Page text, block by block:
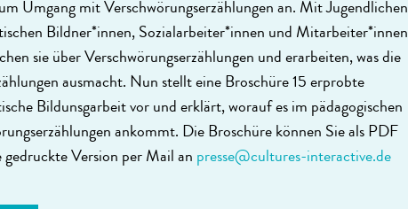
Umgang mit Verschwörungserzählungen an. Mit Jugendlichen
Bildner*innen, Sozialarbeiter*innen und Mitarbeiter*innen
sie über Verschwörungserzählungen und erarbeiten, was die
ausmacht. Nun stellt eine Broschüre 15 erprobte
Bildunsgarbeit vor und erklärt, worauf es im pädagogischen
ankommt. Die Broschüre können Sie als PDF
Version per Mail an presse@cultures-interactive.de